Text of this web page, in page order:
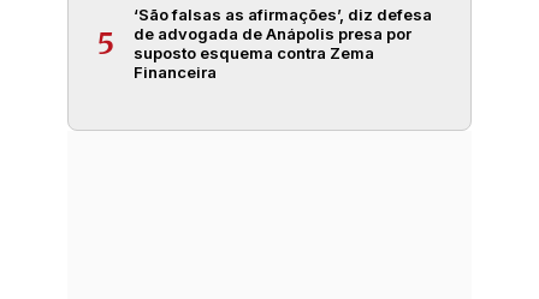
5
‘São falsas as afirmações’, diz defesa
de advogada de Anápolis presa por
suposto esquema contra Zema
Financeira